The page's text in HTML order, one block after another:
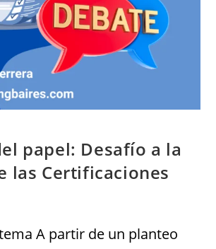
papel: Desafío a la
las Certificaciones
A partir de un planteo